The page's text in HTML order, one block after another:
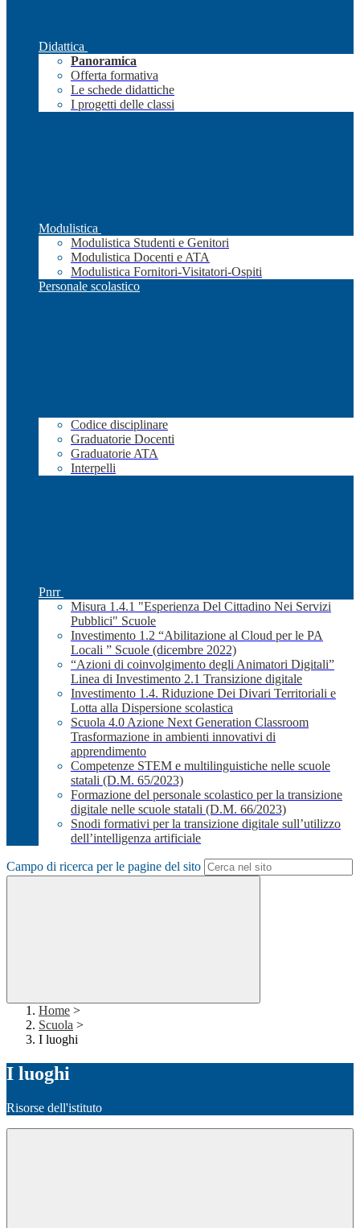
Didattica
Panoramica
Offerta formativa
Le schede didattiche
I progetti delle classi
Modulistica
Modulistica Studenti e Genitori
Modulistica Docenti e ATA
Modulistica Fornitori-Visitatori-Ospiti
Personale scolastico
Codice disciplinare
Graduatorie Docenti
Graduatorie ATA
Interpelli
Pnrr
Misura 1.4.1 "Esperienza Del Cittadino Nei Servizi
Pubblici" Scuole
Investimento 1.2 “Abilitazione al Cloud per le PA
Locali ” Scuole (dicembre 2022)
“Azioni di coinvolgimento degli Animatori Digitali”
Linea di Investimento 2.1 Transizione digitale
Investimento 1.4. Riduzione Dei Divari Territoriali e
Lotta alla Dispersione scolastica
Scuola 4.0 Azione Next Generation Classroom
Trasformazione in ambienti innovativi di
apprendimento
Competenze STEM e multilinguistiche nelle scuole
statali (D.M. 65/2023)
Formazione del personale scolastico per la transizione
digitale nelle scuole statali (D.M. 66/2023)
Snodi formativi per la transizione digitale sull’utilizzo
dell’intelligenza artificiale
Campo di ricerca per le pagine del sito
Home >
Scuola >
I luoghi
I luoghi
Risorse dell'istituto